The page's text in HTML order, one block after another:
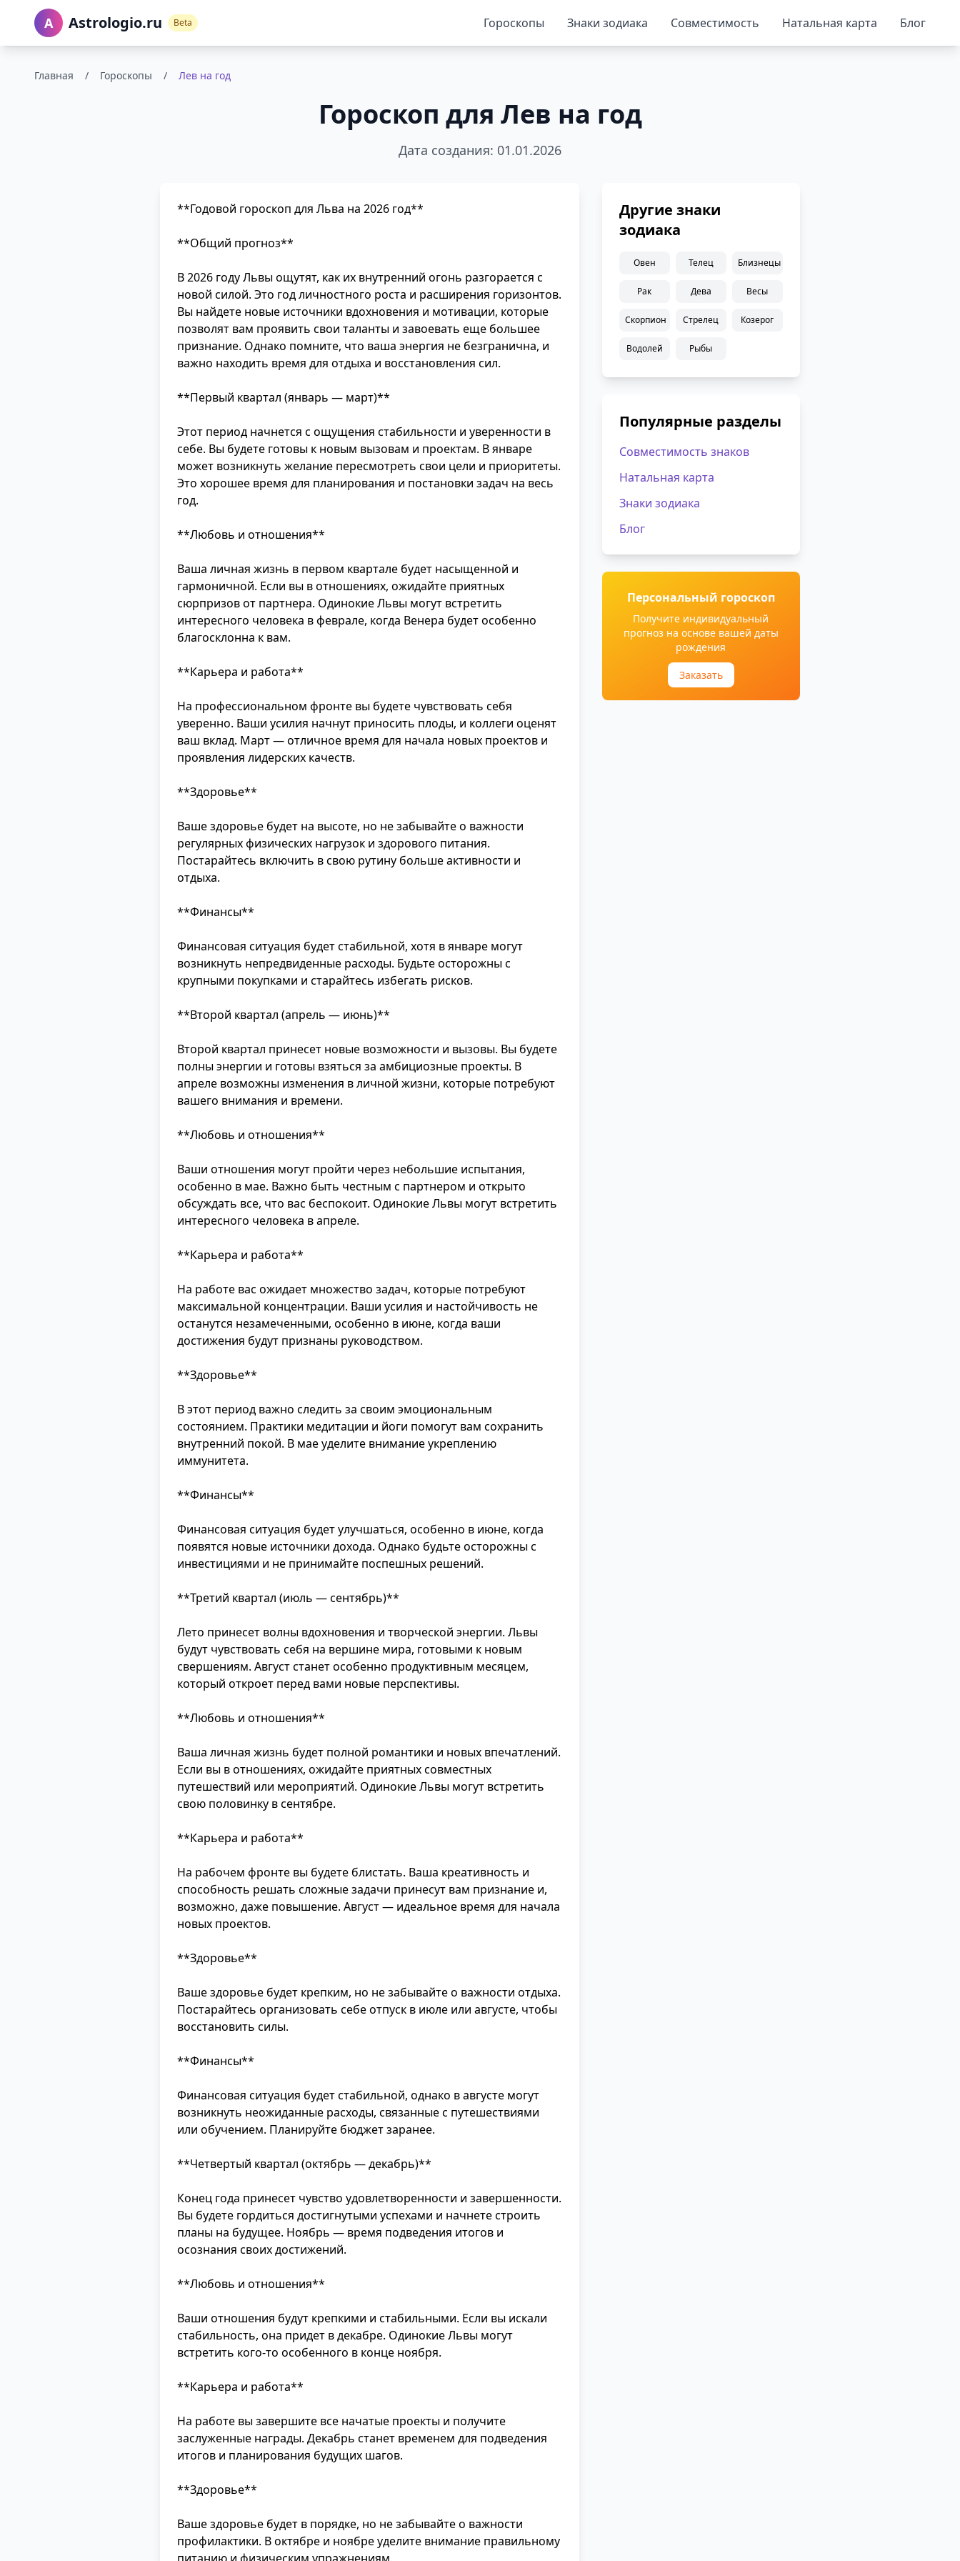
A Astrologio.ru Beta Гороскопы Знаки зодиака Совместимость Натальная карта Блог
Главная / Гороскопы / Лев на год
Гороскоп для Лев на год
Дата создания: 01.01.2026
**Годовой гороскоп для Льва на 2026 год**
**Общий прогноз**
В 2026 году Львы ощутят, как их внутренний огонь разгорается с
новой силой. Это год личностного роста и расширения горизонтов.
Вы найдете новые источники вдохновения и мотивации, которые
позволят вам проявить свои таланты и завоевать еще большее
признание. Однако помните, что ваша энергия не безгранична, и
важно находить время для отдыха и восстановления сил.
**Первый квартал (январь — март)**
Этот период начнется с ощущения стабильности и уверенности в
себе. Вы будете готовы к новым вызовам и проектам. В январе
может возникнуть желание пересмотреть свои цели и приоритеты.
Это хорошее время для планирования и постановки задач на весь
год.
**Любовь и отношения**
Ваша личная жизнь в первом квартале будет насыщенной и
гармоничной. Если вы в отношениях, ожидайте приятных
сюрпризов от партнера. Одинокие Львы могут встретить
интересного человека в феврале, когда Венера будет особенно
благосклонна к вам.
**Карьера и работа**
На профессиональном фронте вы будете чувствовать себя
уверенно. Ваши усилия начнут приносить плоды, и коллеги оценят
ваш вклад. Март — отличное время для начала новых проектов и
проявления лидерских качеств.
**Здоровье**
Ваше здоровье будет на высоте, но не забывайте о важности
регулярных физических нагрузок и здорового питания.
Постарайтесь включить в свою рутину больше активности и
отдыха.
**Финансы**
Финансовая ситуация будет стабильной, хотя в январе могут
возникнуть непредвиденные расходы. Будьте осторожны с
крупными покупками и старайтесь избегать рисков.
**Второй квартал (апрель — июнь)**
Второй квартал принесет новые возможности и вызовы. Вы будете
полны энергии и готовы взяться за амбициозные проекты. В
апреле возможны изменения в личной жизни, которые потребуют
вашего внимания и времени.
**Любовь и отношения**
Ваши отношения могут пройти через небольшие испытания,
особенно в мае. Важно быть честным с партнером и открыто
обсуждать все, что вас беспокоит. Одинокие Львы могут встретить
интересного человека в апреле.
**Карьера и работа**
На работе вас ожидает множество задач, которые потребуют
максимальной концентрации. Ваши усилия и настойчивость не
останутся незамеченными, особенно в июне, когда ваши
достижения будут признаны руководством.
**Здоровье**
В этот период важно следить за своим эмоциональным
состоянием. Практики медитации и йоги помогут вам сохранить
внутренний покой. В мае уделите внимание укреплению
иммунитета.
**Финансы**
Финансовая ситуация будет улучшаться, особенно в июне, когда
появятся новые источники дохода. Однако будьте осторожны с
инвестициями и не принимайте поспешных решений.
**Третий квартал (июль — сентябрь)**
Лето принесет волны вдохновения и творческой энергии. Львы
будут чувствовать себя на вершине мира, готовыми к новым
свершениям. Август станет особенно продуктивным месяцем,
который откроет перед вами новые перспективы.
**Любовь и отношения**
Ваша личная жизнь будет полной романтики и новых впечатлений.
Если вы в отношениях, ожидайте приятных совместных
путешествий или мероприятий. Одинокие Львы могут встретить
свою половинку в сентябре.
**Карьера и работа**
На рабочем фронте вы будете блистать. Ваша креативность и
способность решать сложные задачи принесут вам признание и,
возможно, даже повышение. Август — идеальное время для начала
новых проектов.
**Здоровье**
Ваше здоровье будет крепким, но не забывайте о важности отдыха.
Постарайтесь организовать себе отпуск в июле или августе, чтобы
восстановить силы.
**Финансы**
Финансовая ситуация будет стабильной, однако в августе могут
возникнуть неожиданные расходы, связанные с путешествиями
или обучением. Планируйте бюджет заранее.
**Четвертый квартал (октябрь — декабрь)**
Конец года принесет чувство удовлетворенности и завершенности.
Вы будете гордиться достигнутыми успехами и начнете строить
планы на будущее. Ноябрь — время подведения итогов и
осознания своих достижений.
**Любовь и отношения**
Ваши отношения будут крепкими и стабильными. Если вы искали
стабильность, она придет в декабре. Одинокие Львы могут
встретить кого-то особенного в конце ноября.
**Карьера и работа**
На работе вы завершите все начатые проекты и получите
заслуженные награды. Декабрь станет временем для подведения
итогов и планирования будущих шагов.
**Здоровье**
Ваше здоровье будет в порядке, но не забывайте о важности
профилактики. В октябре и ноябре уделите внимание правильному
Другие знаки
зодиака
Овен Телец Близнецы
Рак Дева Весы
Скорпион Стрелец Козерог
Водолей Рыбы
Популярные разделы
Совместимость знаков
Натальная карта
Знаки зодиака
Блог
Персональный гороскоп
Получите индивидуальный
прогноз на основе вашей даты
рождения
Заказать